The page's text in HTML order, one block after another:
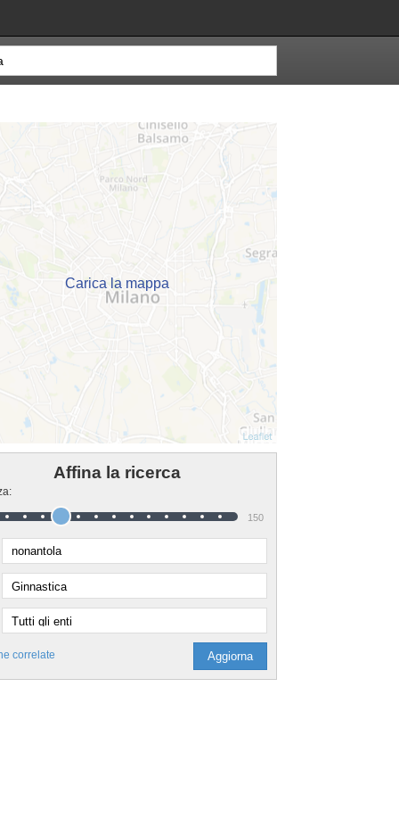
Carica la mappa
Affina la ricerca
150
correlate